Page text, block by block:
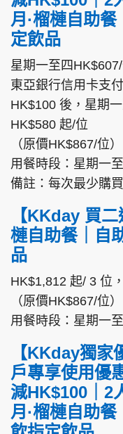
月·榴槤自助
定飲品
星期一至四
東亞銀行信用卡支
HK$100 後，星期
HK$580 起/位
（原價HK$867/位
用餐時段：星期一
備註：每次最少購
【KKday 買
槤自助餐｜自
品
HK$1,812 起/ 3 位
（原價HK$867/位
用餐時段：星期一
【KKday獨家
戶專享使用優
減HK$100｜2
月·榴槤自助